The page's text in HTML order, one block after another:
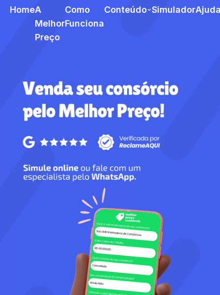
HomeA
Melhor
Preço
Como
Funciona
Conteúdo Simulador